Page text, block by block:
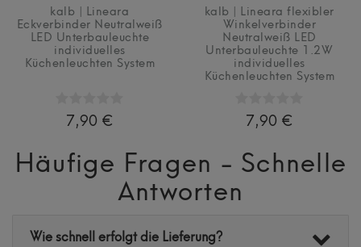
kalb | Lineara
Eckverbinder Neutralweiß
LED Unterbauleuchte
individuelles
Küchenleuchten System
7,90 €
kalb | Lineara flexibler
Winkelverbinder
Neutralweiß LED
Unterbauleuchte 1.2W
individuelles
Küchenleuchten System
7,90 €
Häufige Fragen - Schnelle
Antworten
Wie schnell erfolgt die Lieferung?